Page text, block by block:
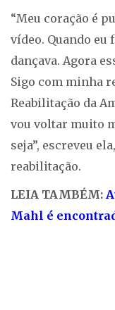
“Meu coração é
vídeo. Quando eu
dançava. Agora
Sigo com minha
Reabilitação da
vou voltar muito
seja”, escreveu
reabilitação.
LEIA TAMBÉM:
Mahl é